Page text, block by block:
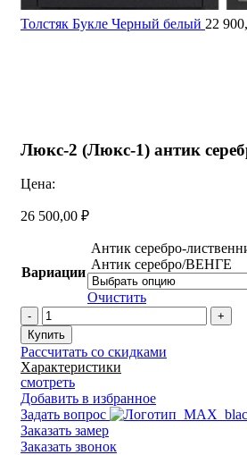
Толстяк Букле Черный белый 22
Люкс-2 (Люкс-1) антик
Цена:
26 500,00 ₽
Вариации
Антик серебро-
Антик серебро/ВЕНГЕ
Очистить
Количество
товара
Люкс-2
(Люкс-1)
антик
серебро
Купить
Рассчитать со скидками
Характеристики
смотреть
Добавить в избранное
Задать вопрос
Заказать замер
Заказать звонок